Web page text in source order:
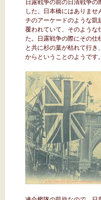
した。日本橋にはありま
チのアーケードのような凱
覆われていて、そのような
た。日露戦争の際にその仕
と共に杉の葉が枯れて行
からということのようです。